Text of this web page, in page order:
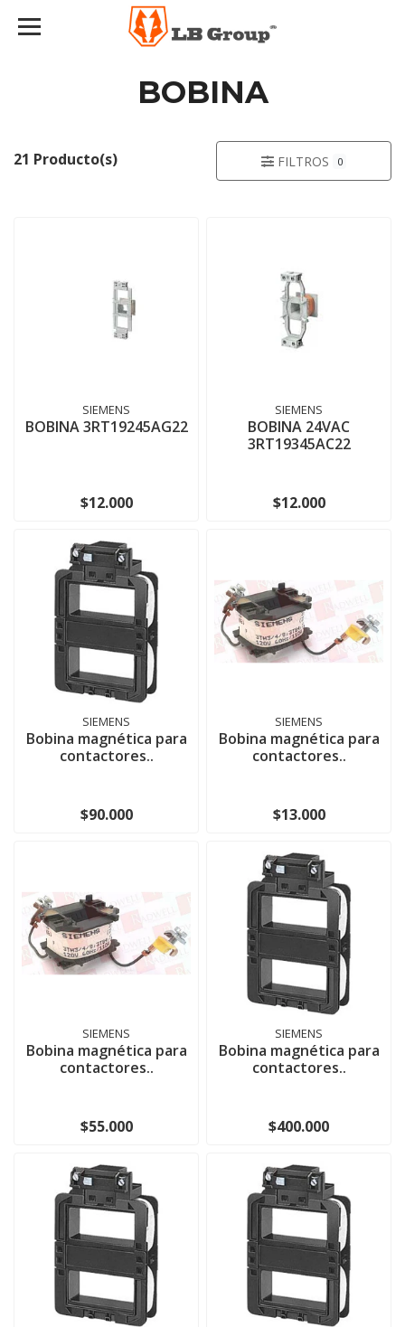
BOBINA
21 Producto(s) FILTROS 0
SIEMENS
BOBINA 3RT19245AG22
$12.000
SIEMENS
BOBINA 24VAC
3RT19345AC22
$12.000
SIEMENS
Bobina magnética para
contactores..
$90.000
SIEMENS
Bobina magnética para
contactores..
$13.000
SIEMENS
Bobina magnética para
contactores..
$55.000
SIEMENS
Bobina magnética para
contactores..
$400.000